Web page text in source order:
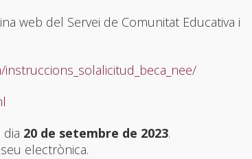
web del Servei de Comunitat Educativa i
dia 20 de setembre de 2023.
electrònica.